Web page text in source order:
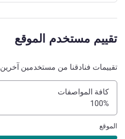
تقييم مستخدم الموقع
تقييمات فنادقنا من مستخدمين آخرين
كافة المواصفات
100%
الموقع